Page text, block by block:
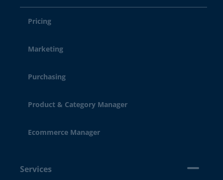
Pricing
Marketing
Purchasing
Product & Category Manager
Ecommerce Manager
Services